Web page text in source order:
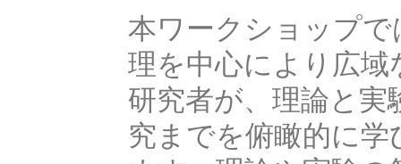
本ワークショップ
理を中心により広
研究者が、理論と
究までを俯瞰的に